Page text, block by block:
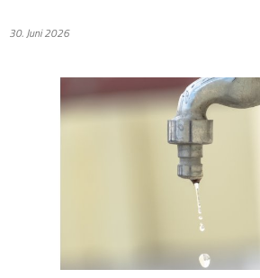
30. Juni 2026